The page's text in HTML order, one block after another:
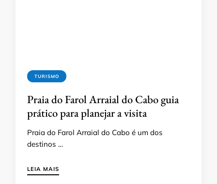
TURISMO
Praia do Farol Arraial do Cabo guia
prático para planejar a visita
Praia do Farol Arraial do Cabo é um dos
destinos …
LEIA MAIS